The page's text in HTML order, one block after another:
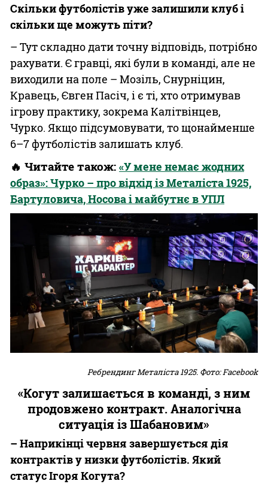
Скільки футболістів уже залишили клуб і
скільки ще можуть піти?
– Тут складно дати точну відповідь, потрібно
рахувати. Є гравці, які були в команді, але не
виходили на поле – Мозіль, Снурніцин,
Кравець, Євген Пасіч, і є ті, хто отримував
ігрову практику, зокрема Калітвінцев,
Чурко. Якщо підсумовувати, то щонайменше
6–7 футболістів залишать клуб.
🔥 Читайте також: «У мене немає жодних
образ»: Чурко – про відхід із Металіста 1925,
Бартуловича, Носова і майбутнє в УПЛ
Ребрендинг Металіста 1925. Фото: Facebook
«Когут залишається в команді, з ним
продовжено контракт. Аналогічна
ситуація із Шабановим»
– Наприкінці червня завершується дія
контрактів у низки футболістів. Який
статус Ігоря Когута?